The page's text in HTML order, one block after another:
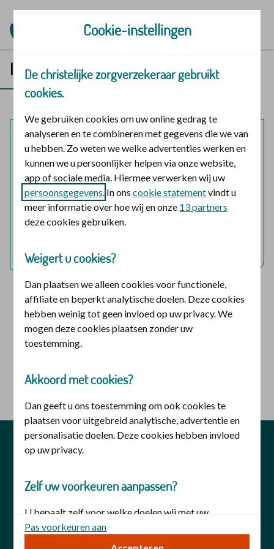
Inloggen in Mijn | Polis
Mijn polis
Inloggen voor mijzelf en eventuele meeverzekerde
gezinsleden.
logo digid
Login met DigiD
Inloggen voor iemand anders
U heeft hiervoor een DigiD machtigingnodig. U kunt
deze aanvragen bij
logo digid
Inloggen met DigiD machtiging
privacy
Cookie-instellingen
De christelijke zorgverzekeraar gebruikt
cookies.
We gebruiken cookies om uw online gedrag te
analyseren en te combineren met gegevens die we van
u hebben. Zo weten we welke advertenties werken en
kunnen we u persoonlijker helpen via onze website,
app of sociale media. Hiermee verwerken wij uw
persoonsgegevens. In onscookie statementvindt u
meer informatie over hoe wij en onze 13 partners
deze cookies gebruiken.
Weigert u cookies?
Dan plaatsen we alleen cookies voor functionele,
affiliate en beperkt analytische doelen. Deze cookies
hebben weinig tot geen invloed op uw privacy. We
mogen deze cookies plaatsen zonder uw
toestemming.
Akkoord met cookies?
Dan geeft u ons toestemming om ook cookies te
plaatsen voor uitgebreid analytische, advertentie en
personalisatie doelen. Deze cookies hebben invloed
op uw privacy.
Zelf uw voorkeuren aanpassen?
U bepaalt zelf voor welke doelen wij met uw
toestemming cookies mogen plaatsen. Uw keuze kunt
Pas voorkeuren aan